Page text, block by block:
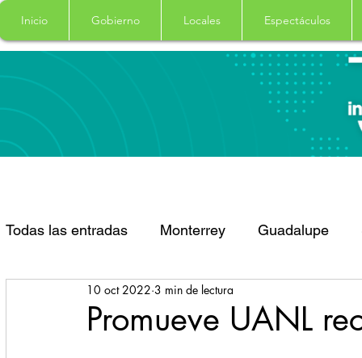
Inicio Gobierno Locales Espectáculos
Todas las entradas Monterrey Guadalupe
Santa Catarina San Pedro Garza Garcia
Promueve UANL
10 oct 2022 3 min de lectura